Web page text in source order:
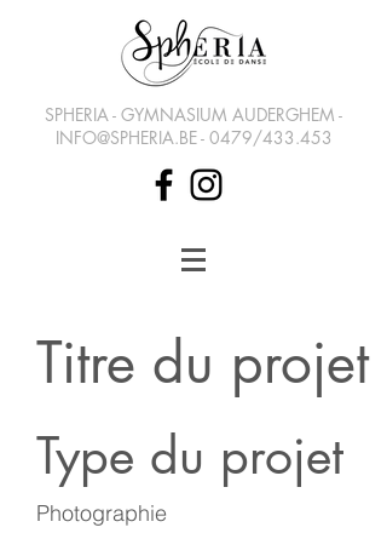
SPHERIA - GYMNASIUM AUDERGHEM -
INFO@SPHERIA.BE- 0479/433.453
Titre du projet
Type du projet
Photographie